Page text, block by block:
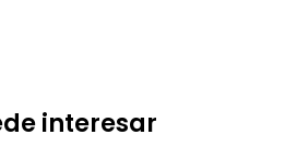
interesar